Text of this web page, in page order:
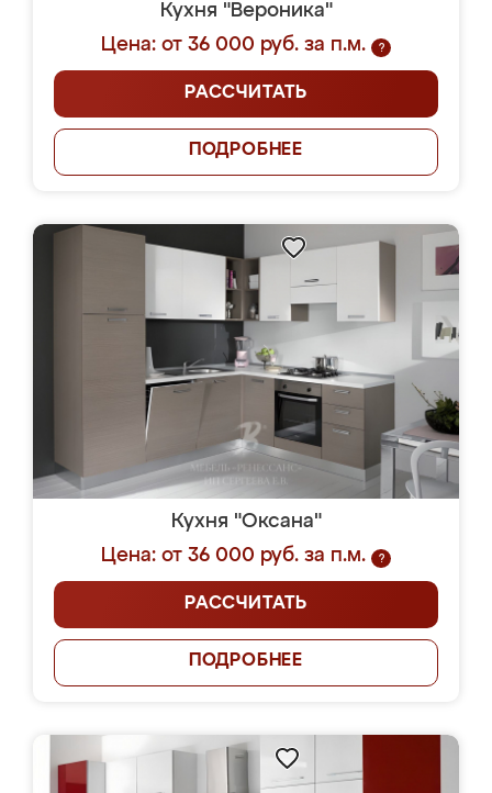
Кухня "Вероника"
Цена: от 36 000 руб. за п.м.
?
РАССЧИТАТЬ
ПОДРОБНЕЕ
Кухня "Оксана"
Цена: от 36 000 руб. за п.м.
?
РАССЧИТАТЬ
ПОДРОБНЕЕ